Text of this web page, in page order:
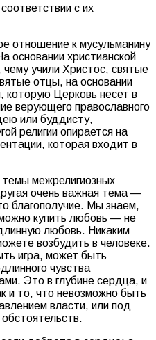
с их
отношение к мусульманину
основании христианской
чему учили Христос, святые
отцы, на основании
которую Церковь несет в
верующего православного
или буддисту,
религии опирается на
которая входит в
межрелигиозных
очень важная тема —
благополучие. Мы знаем,
купить любовь — не
любовь. Никаким
возбудить в человеке.
игра, может быть
чувства
Это в глубине сердца, и
и то, что невозможно быть
власти, или под